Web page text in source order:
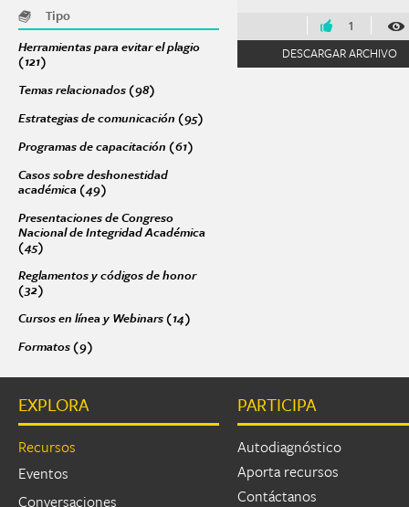
Tipo
Herramientas para evitar el plagio
(121) Apply Herramientas para evitar el plagio filter
Temas relacionados (98)
Estrategias de comunicación (95)
Programas de capacitación (61)
Casos sobre deshonestidad
académica (49)
Presentaciones de Congreso
Nacional de Integridad Académica
(45)
Reglamentos y códigos de honor
(32)
Cursos en línea y Webinars (14)
Formatos (9)
1
DESCARGAR ARCHIVO
EXPLORA
Recursos
Eventos
Conversaciones
PARTICIPA
Autodiagnóstico
Aporta recursos
Contáctanos